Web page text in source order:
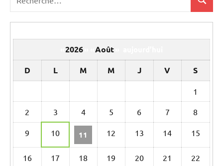
:
calendrier
d’évènements
2026 Août
D L M M J V S
1
2 3 4 5 6 7 8
9 10 11 12 13 14 15
16 17 18 19 20 21 22